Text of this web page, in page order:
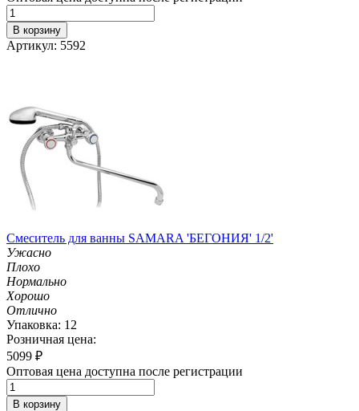
В корзину
Артикул: 5592
Смеситель для ванны SAMARA 'БЕГОНИЯ' 1/2'
Ужасно
Плохо
Нормально
Хорошо
Отлично
Упаковка: 12
Розничная цена:
5099 ₽
Оптовая цена доступна после регистрации
В корзину